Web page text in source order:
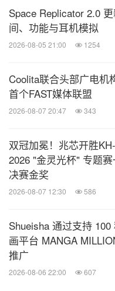
性的力量与和谐，以
望。
媒体联系人：
电子邮件：
手机：+41 79 361 01 46
Space Replicator 2.0
间、功能与耳机模拟
2026-08-05 21:00 1254
Coolita联合头部广电机
首个FAST媒体联盟
2026-08-07 20:47 343
双冠加冕！兆芯开胜
2026 "金灵光杯" 专题
决赛金奖
2026-08-07 12:30 586
Shueisha 通过支持 100
画平台 MANGA
推广
2026-08-06 22:00 607